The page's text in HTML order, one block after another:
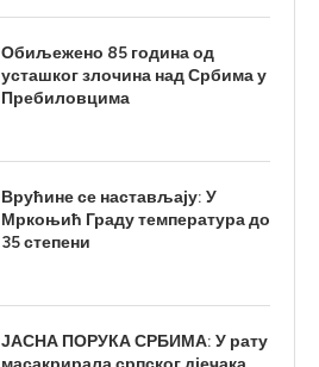
Обиљежено 85 година од
усташког злочина над Србима у
Пребиловцима
Врућине се настављају: У
Мркоњић Граду температура до
35 степени
ЈАСНА ПОРУКА СРБИМА: У рату